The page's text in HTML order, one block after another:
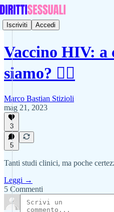
Iscriviti Accedi
Vaccino HIV: a
siamo? 👩‍⚕️
Marco Bastian Stizioli
mag 21, 2023
3
5
Tanti studi clinici, ma poche
Leggi →
5 Commenti